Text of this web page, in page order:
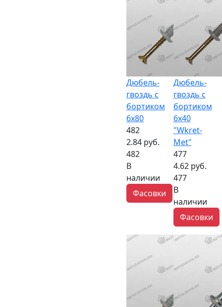
Дюбель-
гвоздь с
бортиком
6x80
482
2.84 руб.
482
В
наличии
Фасовки
Дюбель-
гвоздь с
бортиком
6x40
"Wkret-
Met"
477
4.62 руб.
477
В
наличии
Фасовки